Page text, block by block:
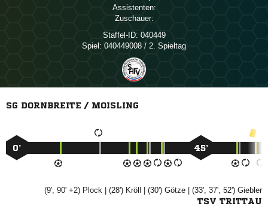
Assistenten:
Zuschauer:
Staffel-ID: 040449
Spiel: 040449008 / 2. Spieltag
SG DORNBREITE / MOISLING
0’ 45’
(9', 90' +2)  | (28')  | (30')  | (33', 37', 52') 
TSV TRITTAU